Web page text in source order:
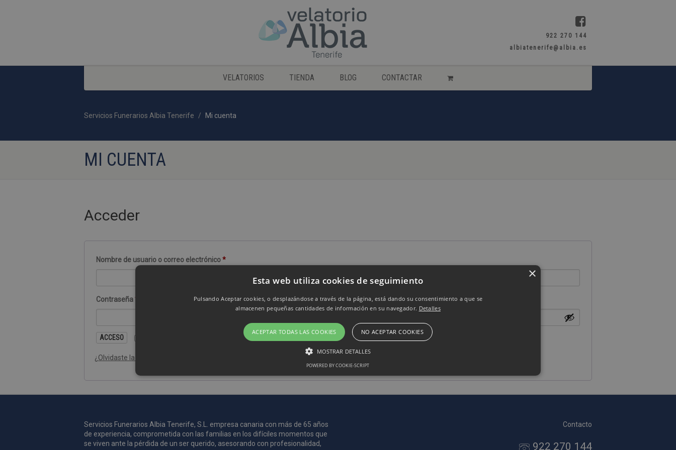
922 270 144
albiatenerife@albia.es
VELATORIOS TIENDA BLOG CONTACTAR
Servicios Funerarios Albia Tenerife Mi cuenta
MI CUENTA
Acceder
Nombre de usuario o correo electrónico*
Contraseña*
ACCESO
¿Olvidaste la contraseña?
Servicios Funerarios Albia Tenerife, S.L. empresa canaria con más de 65 años
de experiencia, comprometida con las familias en los difíciles momentos que
se viven ante la pérdida de un ser querido, asesorando con profesionalidad,
Contacto
922 270 144
Esta web utiliza cookies de seguimiento
Pulsando Aceptar cookies, o desplazándose a través de la página, está dando su consentimiento a que se
almacenen pequeñas cantidades de información en su navegador. Detalles
ACEPTAR TODAS LAS COOKIES NO ACEPTAR COOKIES
MOSTRAR DETALLES
Nombre Dominio Vencimiento
Descripción
_ga
.pompasfunebrestenerife.com 2 años
Este nombre de cookie está asociado con Google Universal Analytics, que es
POWERED BY COOKIE-SCRIPT
×